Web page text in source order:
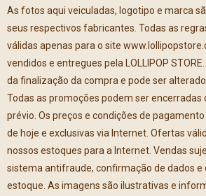
As fotos aqui veiculadas, logotipo e marca
seus respectivos fabricantes. Todas as
válidas apenas para o site
vendidos e entregues pela LOLLIPOP
da finalização da compra e pode ser
Todas as promoções podem ser encerradas
prévio. Os preços e condições de
de hoje e exclusivas via Internet. Ofertas
nossos estoques para a Internet. Vendas
sistema antifraude, confirmação de dados e
estoque. As imagens são ilustrativas e